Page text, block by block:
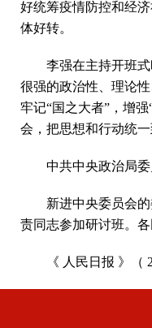
好统筹疫情防控和经
体好转。
李强在主持开班
很强的政治性、理论
牢记“国之大者”，增
会，把思想和行动统
中共中央政治局
新进中央委员会
责同志参加研讨班。
《 人民日报 》（